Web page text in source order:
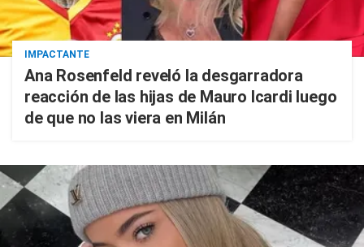
IMPACTANTE
Ana Rosenfeld reveló la desgarradora
reacción de las hijas de Mauro Icardi luego
de que no las viera en Milán